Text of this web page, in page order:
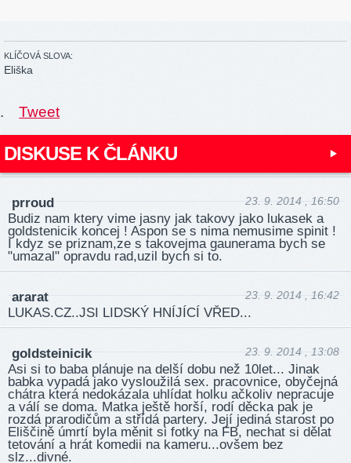
KLÍČOVÁ SLOVA:
Eliška
. Tweet
DISKUSE K ČLÁNKU
prroud 23. 9. 2014 , 16:50
Budiz nam ktery vime jasny jak takovy jako lukasek a
goldstenicik koncej ! Aspon se s nima nemusime spinit !
I kdyz se priznam,ze s takovejma gaunerama bych se
"umazal" opravdu rad,uzil bych si to.
ararat 23. 9. 2014 , 16:42
LUKAS.CZ..JSI LIDSKÝ HNÍJÍCÍ VŘED...
goldsteinicik 23. 9. 2014 , 13:08
Asi si to baba plánuje na delší dobu než 10let... Jinak
babka vypadá jako vysloužilá sex. pracovnice, obyčejná
chátra která nedokázala uhlídat holku ačkoliv nepracuje
a válí se doma. Matka ještě horší, rodí děcka pak je
rozdá prarodičům a střídá partery. Její jediná starost po
Eliščině úmrtí byla měnit si fotky na FB, nechat si dělat
tetování a hrát komedii na kameru...ovšem bez
slz...divné.